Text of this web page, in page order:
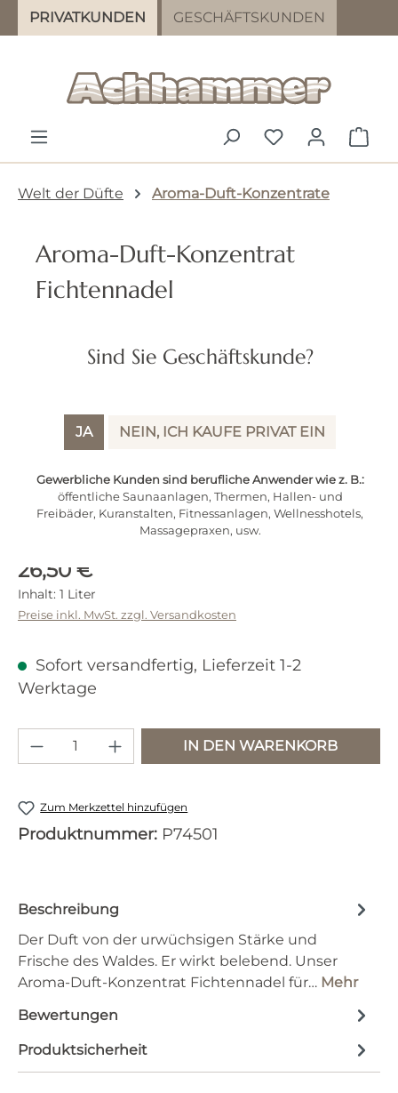
Zum Hauptinhalt springen
PRIVATKUNDEN GESCHÄFTSKUNDEN
Sind Sie Geschäftskunde?
JA NEIN, ICH KAUFE PRIVAT EIN
Gewerbliche Kunden sind berufliche Anwender wie z. B.:
öffentliche Saunaanlagen, Thermen, Hallen- und
Freibäder, Kuranstalten, Fitnessanlagen, Wellnesshotels,
Massagepraxen, usw.
DU HAST 0
Welt der Düfte Aroma-Duft-Konzentrate
Aroma-Duft-Konzentrat
Fichtennadel
Bildergalerie überspringen
Regulärer Preis:
26,50 €
Inhalt: 1 Liter
Preise inkl. MwSt. zzgl. Versandkosten
Sofort versandfertig, Lieferzeit 1-2
Werktage
Produkt Anzahl: Gib den
IN DEN WARENKORB
Zum Merkzettel hinzufügen
Produktnummer: P74501
Beschreibung
Der Duft von der urwüchsigen Stärke und
Frische des Waldes. Er wirkt belebend. Unser
Aroma-Duft-Konzentrat Fichtennadel für… Mehr
Bewertungen
Produktsicherheit